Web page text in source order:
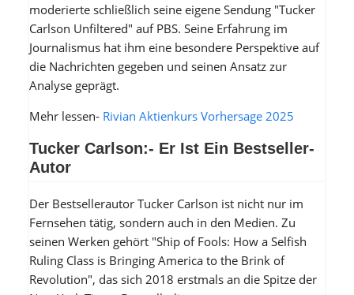
moderierte schließlich seine eigene Sendung "Tucker
Carlson Unfiltered" auf PBS. Seine Erfahrung im
Journalismus hat ihm eine besondere Perspektive auf
die Nachrichten gegeben und seinen Ansatz zur
Analyse geprägt.
Mehr lessen- Rivian Aktienkurs Vorhersage 2025
Tucker Carlson:- Er Ist Ein Bestseller-
Autor
Der Bestsellerautor Tucker Carlson ist nicht nur im
Fernsehen tätig, sondern auch in den Medien. Zu
seinen Werken gehört "Ship of Fools: How a Selfish
Ruling Class is Bringing America to the Brink of
Revolution", das sich 2018 erstmals an die Spitze der